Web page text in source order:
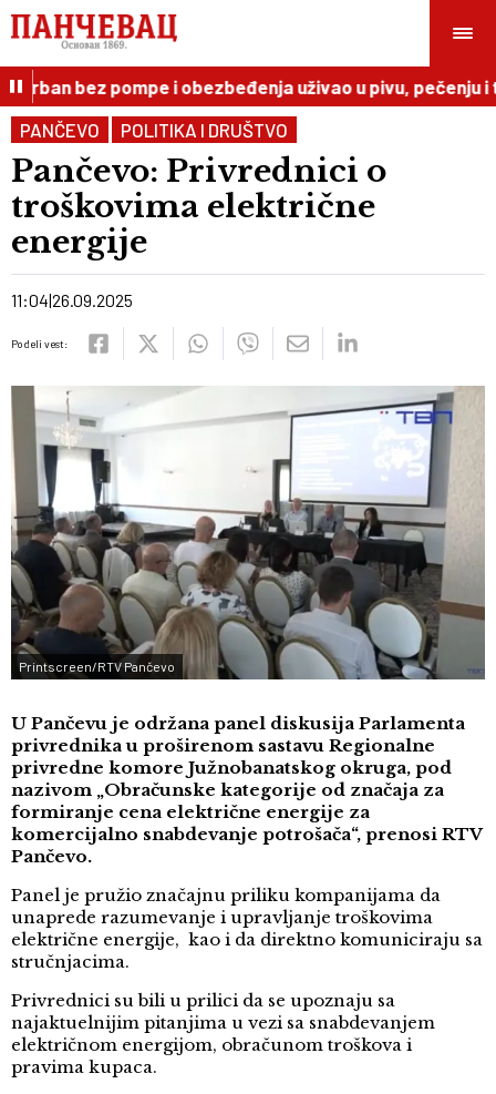
bez pompe i obezbeđenja uživao u pivu, pečenju i
PANČEVO
POLITIKA I DRUŠTVO
Pančevo: Privrednici o
troškovima električne
energije
11:04 26.09.2025
Podeli vest:
Printscreen/RTV Pančevo
U Pančevu je održana panel diskusija Parlamenta
privrednika u proširenom sastavu Regionalne
privredne komore Južnobanatskog okruga, pod
nazivom „Obračunske kategorije od značaja za
formiranje cena električne energije za
komercijalno snabdevanje potrošača“, prenosi RTV
Pančevo.
Panel je pružio značajnu priliku kompanijama da
unaprede razumevanje i upravljanje troškovima
električne energije, kao i da direktno komuniciraju sa
stručnjacima.
Privrednici su bili u prilici da se upoznaju sa
najaktuelnijim pitanjima u vezi sa snabdevanjem
električnom energijom, obračunom troškova i
pravima kupaca.